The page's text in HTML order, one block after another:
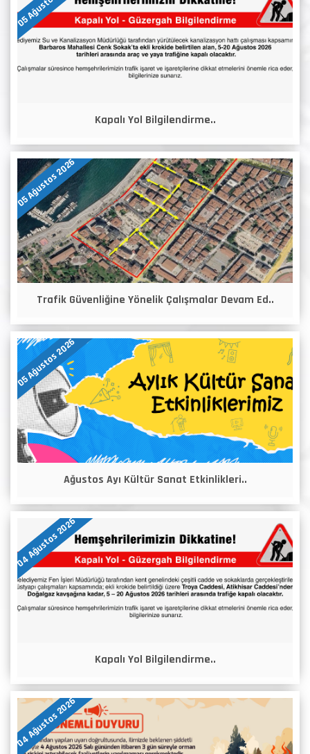
Kapalı Yol Bilgilendirme..
05 Ağustos 2026
Trafik Güvenliğine Yönelik Çalışmalar Devam Ed..
05 Ağustos 2026
Ağustos Ayı Kültür Sanat Etkinlikleri..
04 Ağustos 2026
Kapalı Yol Bilgilendirme..
04 Ağustos 2026